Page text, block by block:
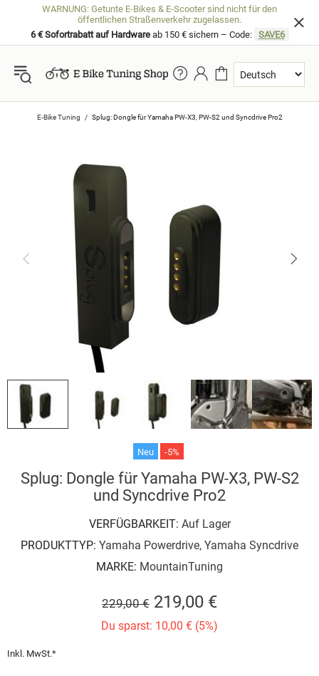
WARNUNG: Getunte E-Bikes & E-Scooter sind nicht für den
öffentlichen Straßenverkehr zugelassen.
6 € Sofortrabatt auf Hardwareab 150 € sichern – Code: SAVE6
E-Bike Tuning Splug: Dongle für Yamaha PW-X3, PW-S2 und Syncdrive Pro2
Neu -5%
Splug: Dongle für Yamaha PW-X3, PW-S2
und Syncdrive Pro2
VERFÜGBARKEIT: Auf Lager
PRODUKTTYP: Yamaha Powerdrive, Yamaha Syncdrive
MARKE: MountainTuning
229,00 € 219,00 €
Du sparst: 10,00 € (5%)
Inkl. MwSt.*